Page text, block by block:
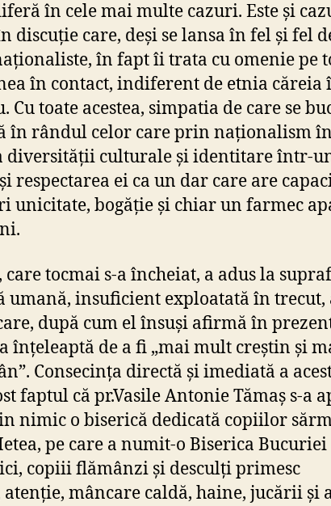
în cele mai multe cazuri. Este și
discuție care, deși se lansa în fel și fel
în fapt îi trata cu omenie pe
în contact, indiferent de etnia căreia
Cu toate acestea, simpatia de care se
în rândul celor care prin naționalism
diversității culturale și identitare într-
respectarea ei ca un dar care are
unicitate, bogăție și chiar un farmec
care tocmai s-a încheiat, a adus la
umană, insuficient exploatată în trecut,
după cum el însuși afirmă în
înțeleaptă de a fi „mai mult creștin și
Consecința directă și imediată a
faptul că pr.Vasile Antonie Tămaș s-a
nimic o biserică dedicată copiilor
pe care a numit-o Biserica Bucuriei
copiii flămânzi și desculți primesc
atenție, mâncare caldă, haine, jucării și